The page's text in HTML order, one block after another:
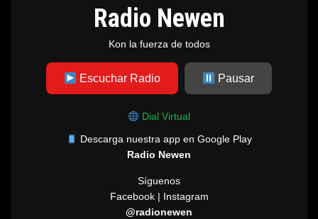
Radio Newen
Kon la fuerza de todos
Escuchar Radio Pausar
Dial Virtual
Descarga nuestra app en Google Play
Radio Newen
Síguenos
Facebook | Instagram
@radionewen